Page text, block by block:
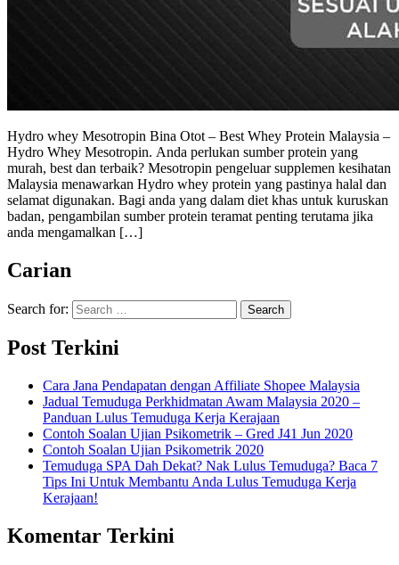
Hydro whey Mesotropin Bina Otot – Best Whey Protein Malaysia –
Hydro Whey Mesotropin. Anda perlukan sumber protein yang
murah, best dan terbaik? Mesotropin pengeluar supplemen kesihatan
Malaysia menawarkan Hydro whey protein yang pastinya halal dan
selamat digunakan. Bagi anda yang dalam diet khas untuk kuruskan
badan, pengambilan sumber protein teramat penting terutama jika
anda mengamalkan […]
Carian
Search for:
Post Terkini
Cara Jana Pendapatan dengan Affiliate Shopee Malaysia
Jadual Temuduga Perkhidmatan Awam Malaysia 2020 –
Panduan Lulus Temuduga Kerja Kerajaan
Contoh Soalan Ujian Psikometrik – Gred J41 Jun 2020
Contoh Soalan Ujian Psikometrik 2020
Temuduga SPA Dah Dekat? Nak Lulus Temuduga? Baca 7
Tips Ini Untuk Membantu Anda Lulus Temuduga Kerja
Kerajaan!
Komentar Terkini